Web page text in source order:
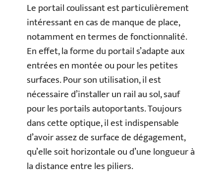
Le portail coulissant est particulièrement
intéressant en cas de manque de place,
notamment en termes de fonctionnalité.
En effet, la forme du portail s’adapte aux
entrées en montée ou pour les petites
surfaces. Pour son utilisation, il est
nécessaire d’installer un rail au sol, sauf
pour les portails autoportants. Toujours
dans cette optique, il est indispensable
d’avoir assez de surface de dégagement,
qu’elle soit horizontale ou d’une longueur à
la distance entre les piliers.